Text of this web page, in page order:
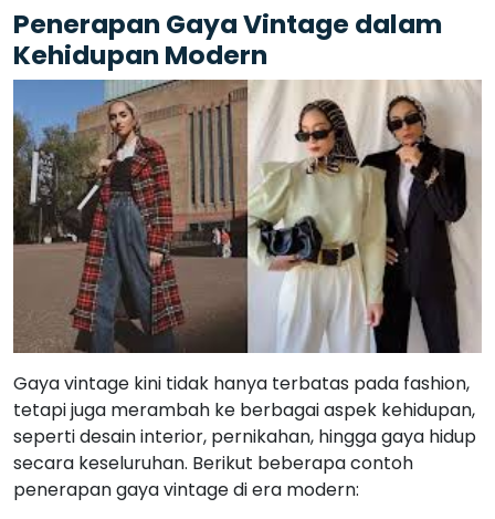
Penerapan Gaya Vintage dalam
Kehidupan Modern
Gaya vintage kini tidak hanya terbatas pada fashion,
tetapi juga merambah ke berbagai aspek kehidupan,
seperti desain interior, pernikahan, hingga gaya hidup
secara keseluruhan. Berikut beberapa contoh
penerapan gaya vintage di era modern: